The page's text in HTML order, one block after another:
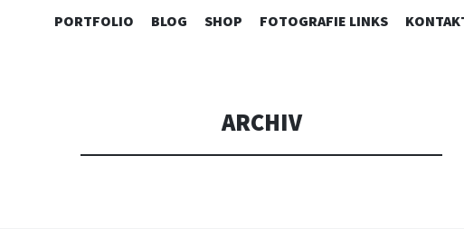
ZUM
PORTFOLIO BLOG SHOP FOTOGRAFIE LINKS
ARCHIV